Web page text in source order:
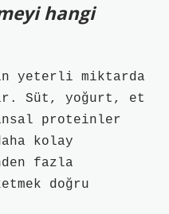
hangi
yeterli miktarda
Süt, yoğurt, et
proteinler
kolay
fazla
doğru